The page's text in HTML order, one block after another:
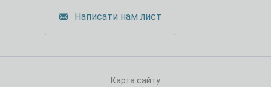
Написати нам лист
Карта сайту